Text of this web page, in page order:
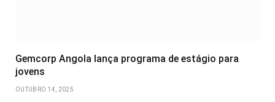
Gemcorp Angola lança programa de estágio para
jovens
OUTUBRO 14, 2025